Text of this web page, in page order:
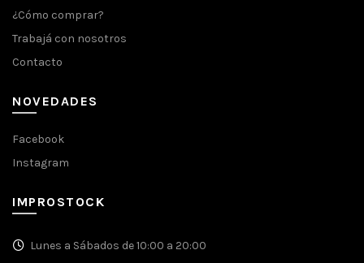
¿Cómo comprar?
Trabajá con nosotros
Contacto
NOVEDADES
Facebook
Instagram
IMPROSTOCK
Lunes a Sábados de 10:00 a 20:00